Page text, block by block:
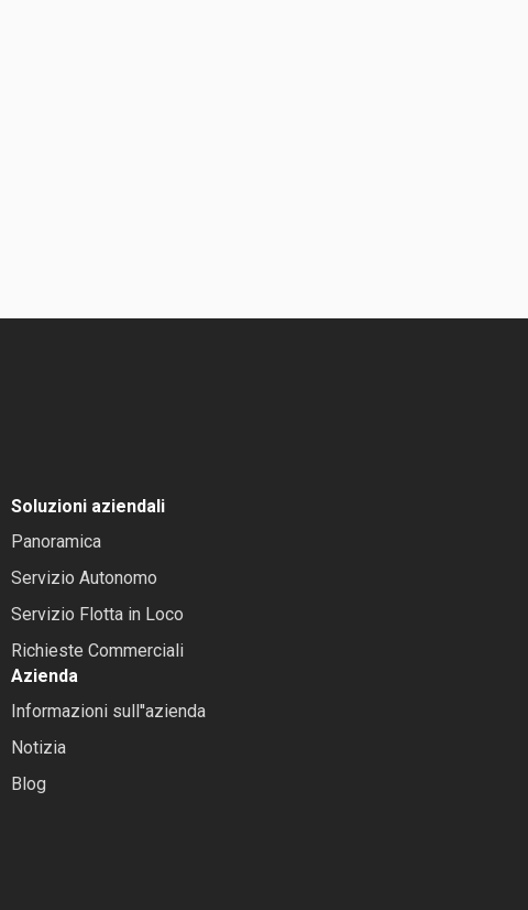
Soluzioni aziendali
Panoramica
Servizio Autonomo
Servizio Flotta in Loco
Richieste Commerciali
Azienda
Informazioni sull''azienda
Notizia
Blog